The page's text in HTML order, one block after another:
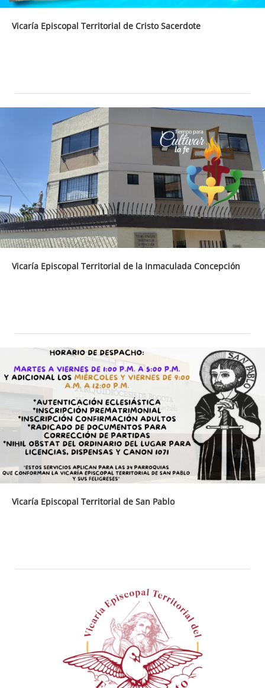
Vicaría Episcopal Territorial de Cristo Sacerdote
Vicaría Episcopal Territorial de la Inmaculada Concepción
Vicaría Episcopal Territorial de San Pablo